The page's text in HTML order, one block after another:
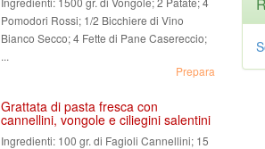
Pomodori Rossi; 1/2 Bicchiere di Vino
Bianco Secco; 4 Fette di Pane Casereccio;
...
Prepara
Grattata di pasta fresca con
cannellini, vongole e ciliegini salentini
Ingredienti: 100 gr. di Fagioli Cannellini; 15